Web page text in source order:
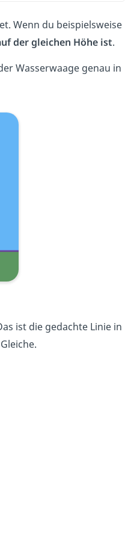
Wenn du beispielsweise
der gleichen Höhe ist.
Wasserwaage genau in
ist die gedachte Linie in